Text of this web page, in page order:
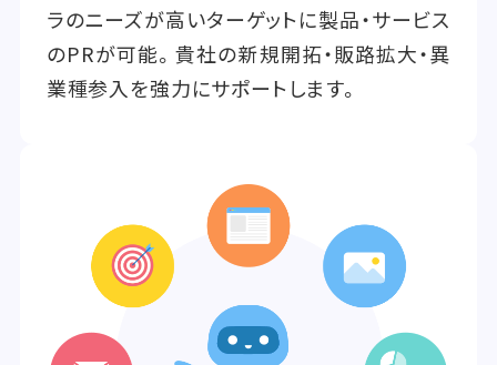
ラのニーズが高いターゲットに製品・サービス
のPRが可能。貴社の新規開拓・販路拡大・異
業種参入を強力にサポートします。